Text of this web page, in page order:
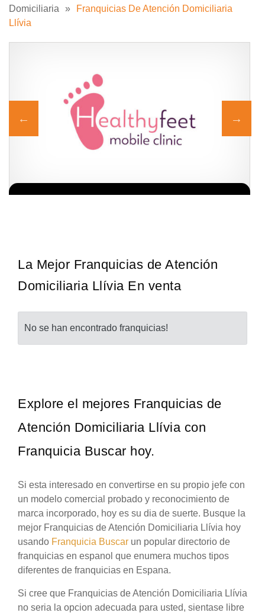
Domiciliaria
»
Franquicias De Atención Domiciliaria
Llívia
La Mejor Franquicias de Atención
Domiciliaria Llívia En venta
No se han encontrado franquicias!
Explore el mejores Franquicias de
Atención Domiciliaria Llívia con
Franquicia Buscar hoy.
Si esta interesado en convertirse en su propio jefe con
un modelo comercial probado y reconocimiento de
marca incorporado, hoy es su dia de suerte. Busque la
mejor Franquicias de Atención Domiciliaria Llívia hoy
usando Franquicia Buscar un popular directorio de
franquicias en espanol que enumera muchos tipos
diferentes de franquicias en Espana.
Si cree que Franquicias de Atención Domiciliaria Llívia
no seria la opcion adecuada para usted, sientase libre